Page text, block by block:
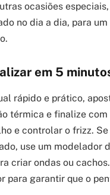
ocasiões
no dia a dia, para
em 5
rápido e prático,
térmica e finalize
e controlar o frizz.
use um modelador
criar ondas ou
para garantir que o